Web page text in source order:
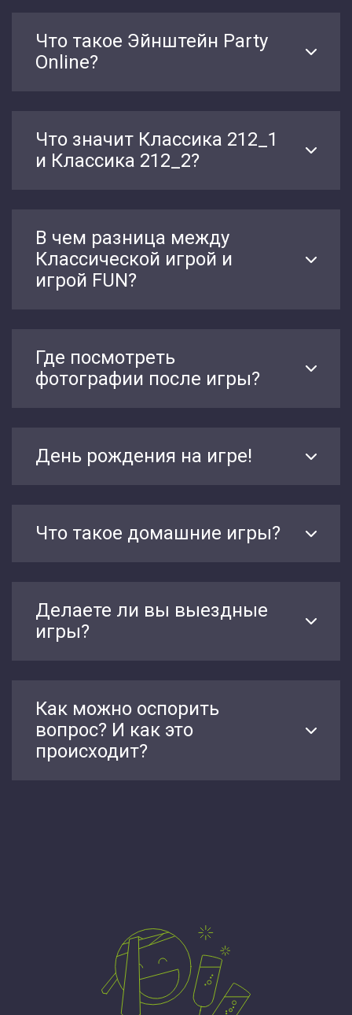
Что такое Эйнштейн Party
Online?
Что значит Классика 212_1
и Классика 212_2?
В чем разница между
Классической игрой и
игрой FUN?
Где посмотреть
фотографии после игры?
День рождения на игре!
Что такое домашние игры?
Делаете ли вы выездные
игры?
Как можно оспорить
вопрос? И как это
происходит?